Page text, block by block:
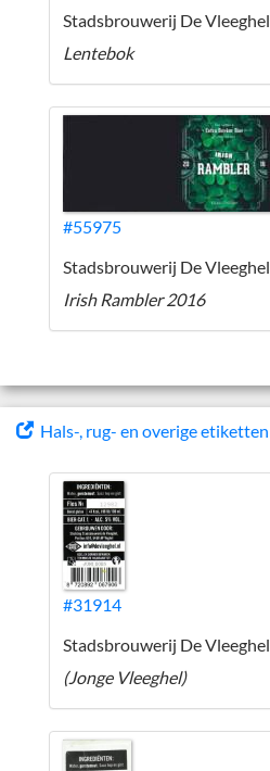
Stadsbrouwerij De Vleeghel
Lentebok
#55975
Stadsbrouwerij De Vleeghel
Irish Rambler 2016
Hals-, rug- en overige etiketten
#31914
Stadsbrouwerij De Vleeghel
(Jonge Vleeghel)